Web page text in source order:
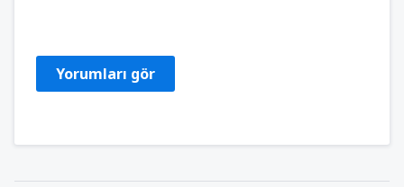
Yorumları gör